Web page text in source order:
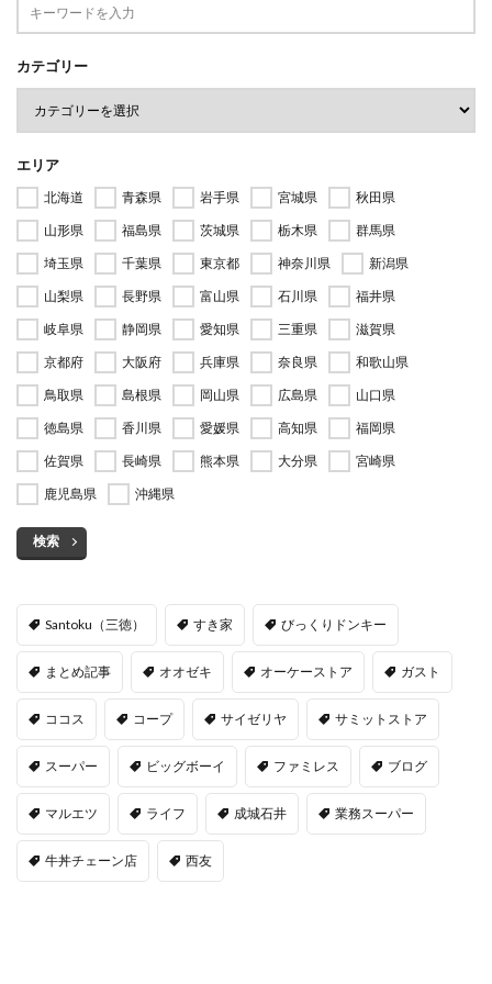
カテゴリー
エリア
北海道 青森県 岩手県 宮城県
秋田県
山形県
福島県 茨城県 栃木県
群馬県
埼玉県
千葉県 東京都 神奈川県
新潟県
山梨県
長野県 富山県 石川県
福井県
岐阜県
静岡県 愛知県 三重県
滋賀県
京都府
大阪府 兵庫県 奈良県
和歌山県
鳥取県
島根県 岡山県 広島県
山口県
徳島県
香川県 愛媛県 高知県
福岡県
佐賀県
長崎県 熊本県 大分県
宮崎県
鹿児島県
沖縄県
検索
Santoku（三徳） すき家 びっくりドンキー
まとめ記事 オオゼキ オーケーストア ガスト
ココス コープ サイゼリヤ サミットストア
スーパー ビッグボーイ ファミレス ブログ
マルエツ ライフ 成城石井 業務スーパー
牛丼チェーン店 西友